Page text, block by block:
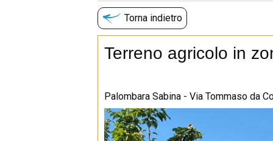
Torna indietro
Terreno agricolo in
Palombara Sabina - Via Tommaso da